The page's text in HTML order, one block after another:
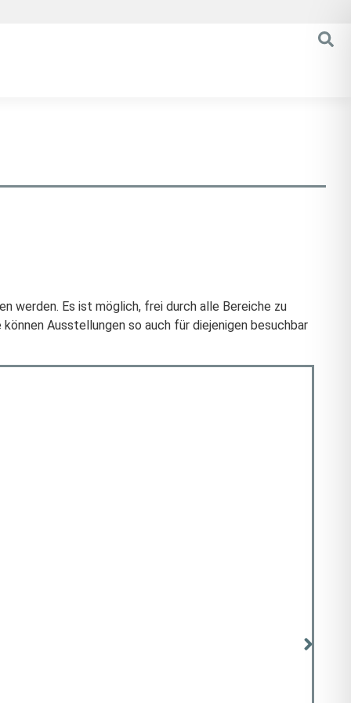
werden. Es ist möglich, frei durch alle Bereiche zu
Ausstellungen so auch für diejenigen besuchbar